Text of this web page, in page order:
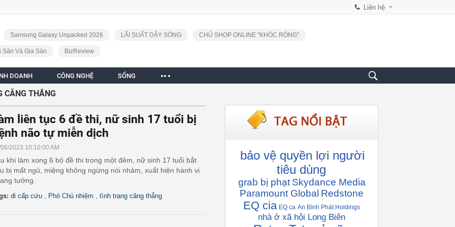
Liên hệ
Samsung Galaxy Unpacked 2026 LÃI SUẤT DẬY SÓNG CHỦ SHOP ONLINE "KHÓC RÒNG"
Sản Và Gia Sản BizReview
DOANH CÔNG NGHỆ SỐNG
CĂNG THẲNG
liên tục 6 đề thi, nữ sinh 17 tuổi bị
não tự miễn dịch
2023 10:10:00 AM
khi làm xong 6 bộ đề thi trong một đêm, nữ sinh 17 tuổi bắt
bị mất ngủ, miệng không ngừng nói nhảm, xuất hiện hành vi
tưởng.
đi cấp cứu Phó Chủ nhiệm tình trạng căng thẳng
bảo vệ quyền lợi người
tiêu dùng
grab bị phạt Skydance Media
Paramount Global Redstone
EQ cia EQ ca An Bình Phát Holdings
nhà ở xã hội Long Biên